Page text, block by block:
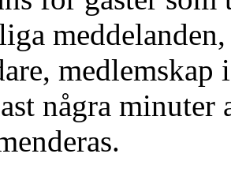
medlemskap
några minuter